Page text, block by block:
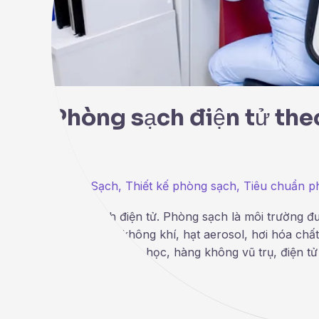
Phòng sạch điện tử
Phòng Sạch, Thiết kế phòng sạch, Tiêu chuẩn
Phòng sạch điện tử. Phòng sạch là môi trường
khuẩn trong không khí, hạt aerosol, hơi hóa
nghiên cứu khoa học, hàng không vũ trụ, điện